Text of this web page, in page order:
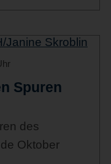
Spuren
des
Oktober